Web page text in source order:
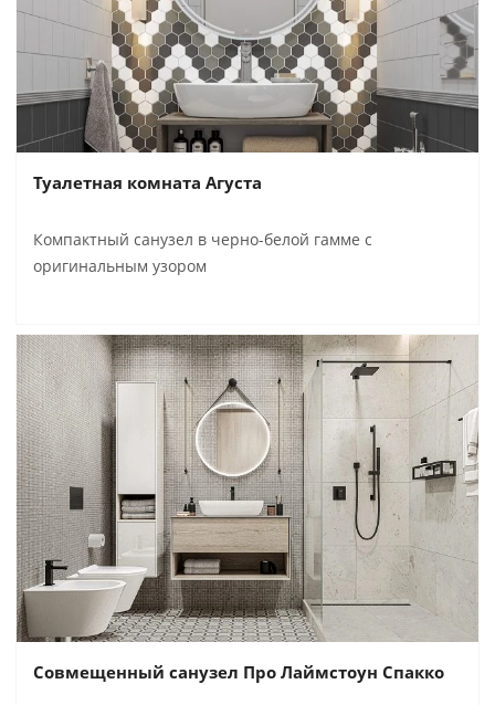
Туалетная комната Агуста
Компактный санузел в черно-белой гамме с
оригинальным узором
Совмещенный санузел Про Лаймстоун Спакко